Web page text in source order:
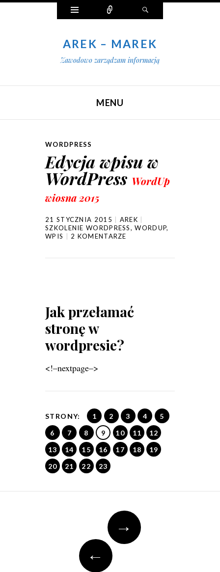
Widgety
AREK – MAREK
Zawodowo zarządzam informacją
MENU
WORDPRESS
Edycja wpisu w
WordPress WordUp
wiosna 2015
21 STYCZNIA 2015
AREK
SZKOLENIE WORDPRESS,WORDUP,
WPIS
2 KOMENTARZE
Jak przełamać
stronę w
wordpresie?
<!–nextpage–>
STRONY: 1 2 3 4
5
6
7 8 9 10 11
12
13
14 15 16 17 18
19
20
21 22 23
navigation
→
←